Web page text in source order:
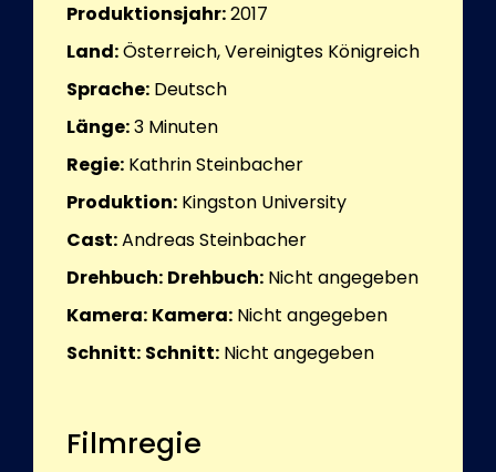
Produktionsjahr:2017
Land:Österreich, Vereinigtes Königreich
Sprache: Deutsch
Länge:3 Minuten
Regie: Kathrin Steinbacher
Produktion: Kingston University
Cast:Andreas Steinbacher
Drehbuch: Drehbuch: Nicht angegeben
Kamera: Kamera: Nicht angegeben
Schnitt: Schnitt: Nicht angegeben
Filmregie